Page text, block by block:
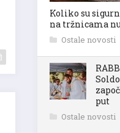
Koliko su
na tržnicama
Ostale novosti
put
Ostale novosti